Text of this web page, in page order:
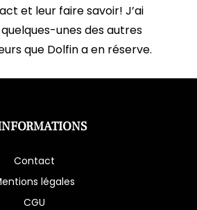
et leur faire savoir! J’ai
unes des autres
que Dolfin a en réserve.
Contact
légales
CGU